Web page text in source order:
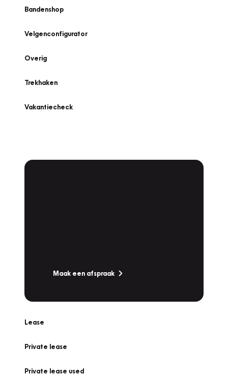
Bandenshop
Velgenconfigurator
Overig
Trekhaken
Vakantiecheck
Maak een afspraak
Lease
Private lease
Private lease used